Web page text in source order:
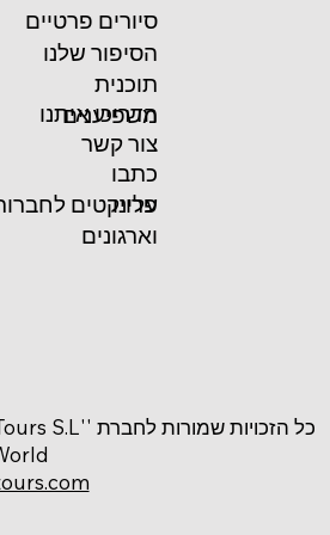
כל הזכויות שמורות לחברת ''Colon Tours S.L'' על פי חוק זכויות יוצרים ©2018- 2025
תוכנית
משפיענים
הסיפור שלנו
סיורים פרטיים
הדריכו איתנו
פרויקטים
וארגונים
כתבו
עלינו
צור קשר